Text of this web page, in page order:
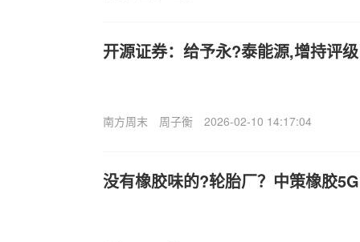
开源证券：给予永?泰能源,增持评级
南方周末 周子衡 2026-02-10 14:17:04
没有橡胶味的?轮胎厂？中策橡胶